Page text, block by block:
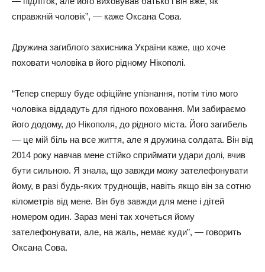
справжній чоловік”, — каже Оксана Сова.
Дружина загиблого захисника України каже, що хоче
поховати чоловіка в його рідному Нікополі.
“Тепер спершу буде офіційне упізнання, потім тіло мого
чоловіка віддадуть для гідного поховання. Ми забираємо
його додому, до Нікополя, до рідного міста. Його загибель
— це мій біль на все життя, але я дружина солдата. Він від
2014 року навчав мене стійко сприймати удари долі, вчив
бути сильною. Я знала, що завжди можу зателефонувати
йому, в разі будь-яких труднощів, навіть якщо він за сотню
кілометрів від мене. Він був завжди для мене і дітей
номером один. Зараз мені так хочеться йому
зателефонувати, але, на жаль, немає куди”, — говорить
Оксана Сова.